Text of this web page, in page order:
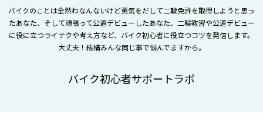
バイクのことは全然わなんないけど勇気をだして二輪免許を取得しようと思っ
たあなた、そして頑張って公道デビューしたあなた、二輪教習や公道デビュー
に役に立つライテクや考え方など、バイク初心者に役立つコツを発信します。
大丈夫！結構みんな同じ事で悩んでますから。
バイク初心者サポートラボ